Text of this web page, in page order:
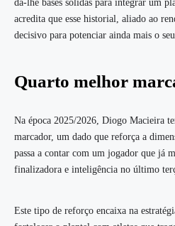
dá-lhe bases sólidas para integrar um
acredita que esse historial, aliado ao
decisivo para potenciar ainda mais o
Quarto melhor
Na época 2025/2026, Diogo Macieira
marcador, um dado que reforça a
passa a contar com um jogador que já
finalizadora e inteligência no último
Este tipo de reforço encaixa na